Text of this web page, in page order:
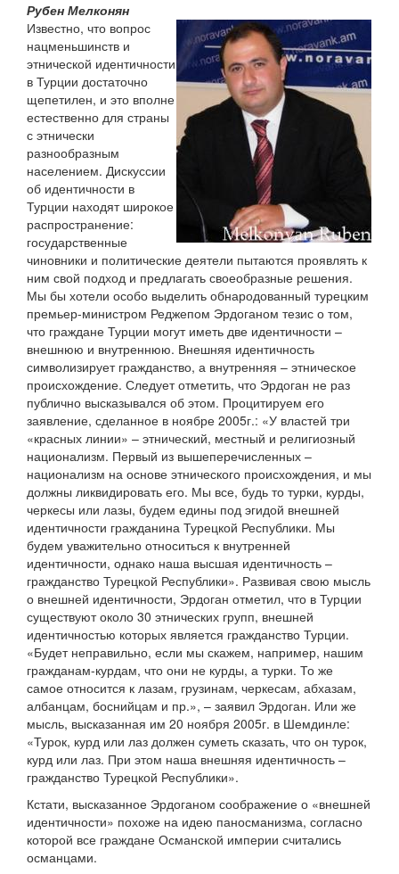
Рубен Мелконян
Известно, что вопрос
нацменьшинств и
этнической идентичности
в Турции достаточно
щепетилен, и это вполне
естественно для страны
с этнически
разнообразным
населением. Дискуссии
об идентичности в
Турции находят широкое
распространение:
государственные
чиновники и политические деятели пытаются проявлять к
ним свой подход и предлагать своеобразные решения.
Мы бы хотели особо выделить обнародованный турецким
премьер-министром Реджепом Эрдоганом тезис о том,
что граждане Турции могут иметь две идентичности –
внешнюю и внутреннюю. Внешняя идентичность
символизирует гражданство, а внутренняя – этническое
происхождение. Следует отметить, что Эрдоган не раз
публично высказывался об этом. Процитируем его
заявление, сделанное в ноябре 2005г.: «У властей три
«красных линии» – этнический, местный и религиозный
национализм. Первый из вышеперечисленных –
национализм на основе этнического происхождения, и мы
должны ликвидировать его. Мы все, будь то турки, курды,
черкесы или лазы, будем едины под эгидой внешней
идентичности гражданина Турецкой Республики. Мы
будем уважительно относиться к внутренней
идентичности, однако наша высшая идентичность –
гражданство Турецкой Республики». Развивая свою мысль
о внешней идентичности, Эрдоган отметил, что в Турции
существуют около 30 этнических групп, внешней
идентичностью которых является гражданство Турции.
«Будет неправильно, если мы скажем, например, нашим
гражданам-курдам, что они не курды, а турки. То же
самое относится к лазам, грузинам, черкесам, абхазам,
албанцам, боснийцам и пр.», – заявил Эрдоган. Или же
мысль, высказанная им 20 ноября 2005г. в Шемдинле:
«Турок, курд или лаз должен суметь сказать, что он турок,
курд или лаз. При этом наша внешняя идентичность –
гражданство Турецкой Республики».
Кстати, высказанное Эрдоганом соображение о «внешней
идентичности» похоже на идею паносманизма, согласно
которой все граждане Османской империи считались
османцами.